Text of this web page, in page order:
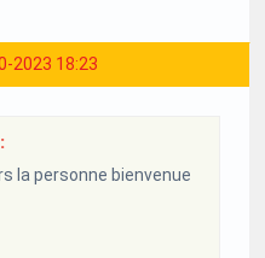
2023 18:23
la personne bienvenue